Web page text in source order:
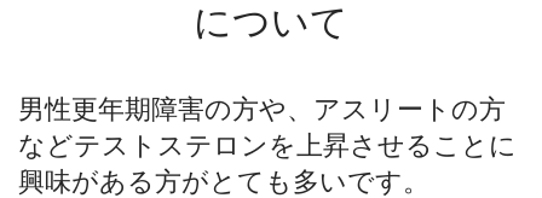
について
男性更年期障害の方や、アスリートの方
などテストステロンを上昇させることに
興味がある方がとても多いです。